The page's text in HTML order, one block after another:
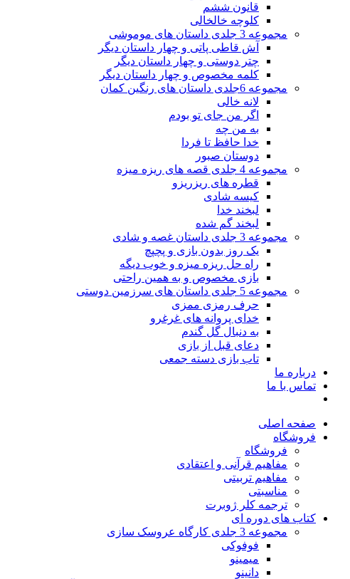
قانون ششم
کلوچه خالخالی
مجموعه 3 جلدی داستان های موموشی
آش قاطی پاتی و چهار داستان دیگر
چتر دوستی و چهار داستان دیگر
کلمه مخصوص و چهار داستان دیگر
مجموعه 6جلدی داستان های رنگین کمان
لانه خالی
اگر من جای تو بودم
به من چه
خدا حافظ تا فردا
دوستان صبور
مجموعه 4 جلدی قصه های ریزه میزه
قطره های ریزریزو
کیسه شادی
لبخند خدا
لبخند گم شده
مجموعه 3 جلدی داستان غصه و شادی
یک روز بدون بازی و پچپچ
راه حل ریزه میزه و خوب دیگه
بازی مخصوص و به همین راحتی
مجموعه 5 جلدی داستان های سرزمین دوستی
حرف رمزی ممزی
خدای پروانه های غرغرو
به دنبال گل گندم
دعای قبل از بازی
تاب بازی دسته جمعی
درباره ما
تماس با ما
صفحه اصلی
فروشگاه
فروشگاه
مفاهیم قرآنی و اعتقادی
مفاهیم تربیتی
مناسبتی
ترجمه کلر ژوبرت
کتاب های دوره ای
مجموعه 3 جلدی کارگاه عروسک سازی
فوفوکی
میمینو
دانینو